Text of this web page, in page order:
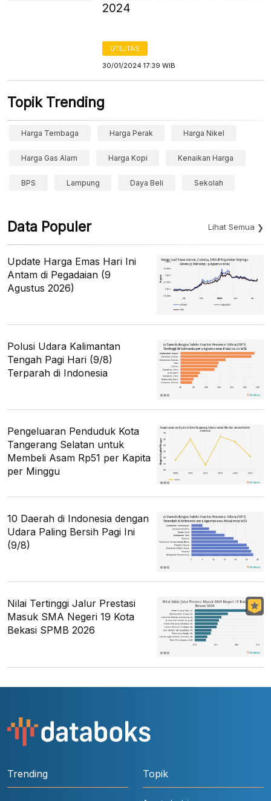
2024
UTILITAS
30/01/2024 17:39 WIB
Topik Trending
Harga Tembaga Harga Perak Harga Nikel
Harga Gas Alam Harga Kopi Kenaikan Harga
BPS Lampung Daya Beli Sekolah
Data Populer Lihat Semua
Update Harga Emas Hari Ini
Antam di Pegadaian (9
Agustus 2026)
Polusi Udara Kalimantan
Tengah Pagi Hari (9/8)
Terparah di Indonesia
Pengeluaran Penduduk Kota
Tangerang Selatan untuk
Membeli Asam Rp51 per Kapita
per Minggu
10 Daerah di Indonesia dengan
Udara Paling Bersih Pagi Ini
(9/8)
Nilai Tertinggi Jalur Prestasi
Masuk SMA Negeri 19 Kota
Bekasi SPMB 2026
Trending Topik